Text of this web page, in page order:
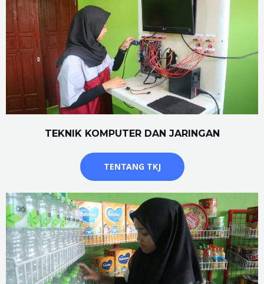
TEKNIK KOMPUTER DAN JARINGAN
TENTANG TKJ